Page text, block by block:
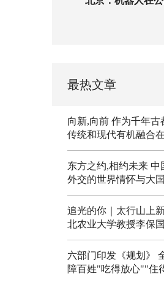
最热文章
向新,向前 作为千年古
传统和现代有机融合
东方之约,相约未来 中
外交的世界情怀与大
追光的你｜太行山上
北农业大学教授李保国
六部门印发《规划》
障百姓"吃得放心""住